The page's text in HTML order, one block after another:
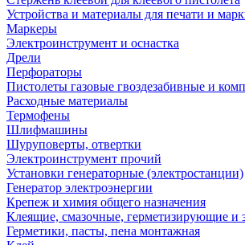
Устройства и материалы для печати и
Маркеры
Электроинструмент и оснастка
Дрели
Перфораторы
Пистолеты газовые гвоздезабивные и
Расходные материалы
Термофены
Шлифмашины
Шуруповерты, отвертки
Электроинструмент прочий
Установки генераторные (электростанции)
Генератор электроэнергии
Крепеж и химия общего назначения
Клеящие, смазочные, герметизирующие и
Герметики, пасты, пена монтажная